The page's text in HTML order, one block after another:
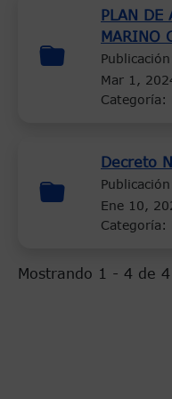
PLAN DE
MARINO
Mar 1,
Categoría:
Decreto
Ene 10,
Categoría:
Mostrando 1 - 4 de 4